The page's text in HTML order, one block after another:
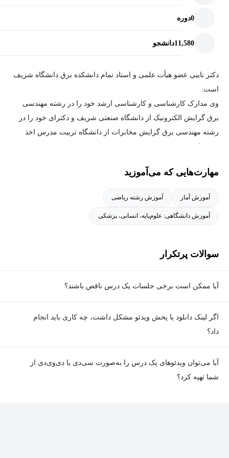
0دوره
11,580دانشجو
دکتر نایبی عضو هیأت علمی و استاد تمام دانشکده برق دانشگاه شریف
است.
وی مدارک کارشناسی و کارشناسی ارشد خود را در رشته مهندسی
برق گرایش الکترونیک از دانشگاه صنعتی شریف و دکترای خود را در
رشته مهندسی برق گرایش مخابرات از دانشگاه تربیت مدرس اخذ
مهارت‌هایی که می‌آموزید
آموزش آمار آموزش رشته ریاضی
آموزش دانشگاهی: علوم‌پایه، انسانی، پزشکی
سوالات پرتکرار
آیا ممکن است برخی جلسات یک درس ناقص باشند؟
اگر لینک دانلود یا پخش ویدئو مشکل داشت، چه کاری باید انجام
داد؟
آیا می‌توان ویدئوهای یک درس را به‌صورت سی‌دی یا دی‌وی‌دی از
شما تهیه کرد؟